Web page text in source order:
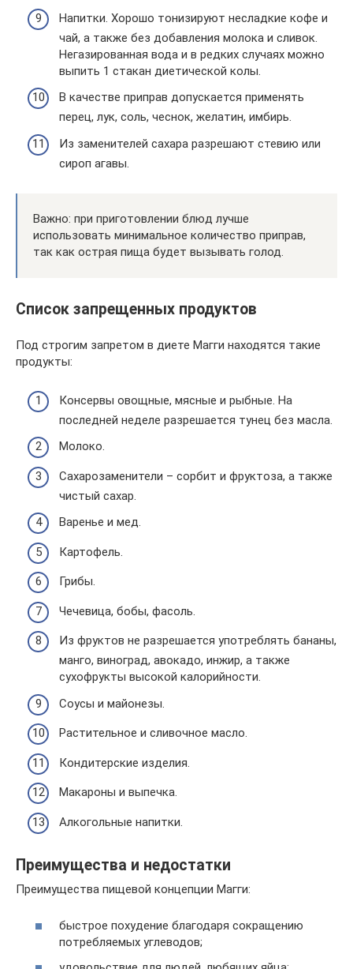
Напитки. Хорошо тонизируют несладкие кофе и
чай, а также без добавления молока и сливок.
Негазированная вода и в редких случаях можно
выпить 1 стакан диетической колы.
В качестве приправ допускается применять
перец, лук, соль, чеснок, желатин, имбирь.
Из заменителей сахара разрешают стевию или
сироп агавы.
Важно: при приготовлении блюд лучше
использовать минимальное количество приправ,
так как острая пища будет вызывать голод.
Список запрещенных продуктов
Под строгим запретом в диете Магги находятся такие
продукты:
Консервы овощные, мясные и рыбные. На
последней неделе разрешается тунец без масла.
Молоко.
Сахарозаменители – сорбит и фруктоза, а также
чистый сахар.
Варенье и мед.
Картофель.
Грибы.
Чечевица, бобы, фасоль.
Из фруктов не разрешается употреблять бананы,
манго, виноград, авокадо, инжир, а также
сухофрукты высокой калорийности.
Соусы и майонезы.
Растительное и сливочное масло.
Кондитерские изделия.
Макароны и выпечка.
Алкогольные напитки.
Преимущества и недостатки
Преимущества пищевой концепции Магги:
быстрое похудение благодаря сокращению
потребляемых углеводов;